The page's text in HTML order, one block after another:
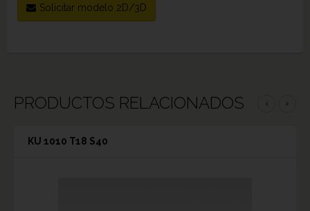
Solicitar modelo 2D/3D
PRODUCTOS RELACIONADOS ‹ ›
KU 1010 T18 S40